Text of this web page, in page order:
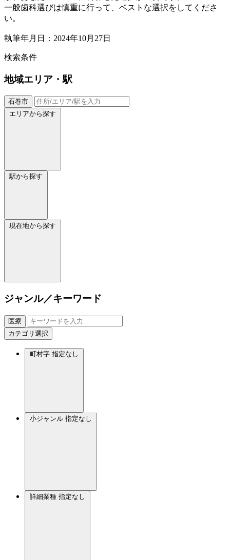
一般歯科選びは慎重に行って、ベストな選択をしてくださ
い。
執筆年月日：2024年10月27日
検索条件
地域エリア・駅
石巻市
エリアから探す
駅から探す
現在地から探す
ジャンル／キーワード
医療
カテゴリ選択
町村字 指定なし
小ジャンル 指定なし
詳細業種 指定なし